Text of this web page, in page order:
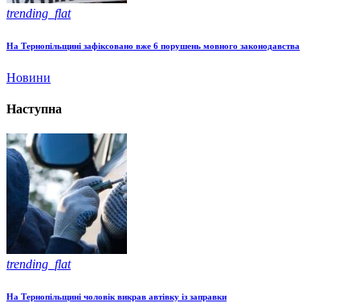
trending_flat
На Тернопільщині зафіксовано вже 6 порушень мовного законодавства
Новини
Наступна
trending_flat
На Тернопільщині чоловік викрав автівку із заправки